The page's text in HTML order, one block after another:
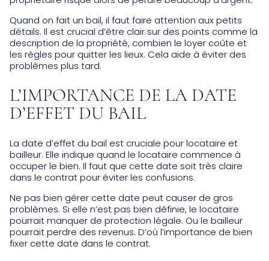
Quand on fait un bail, il faut faire attention aux petits
détails. Il est crucial d’être clair sur des points comme la
description de la propriété, combien le loyer coûte et
les règles pour quitter les lieux. Cela aide à éviter des
problèmes plus tard.
L’IMPORTANCE DE LA DATE
D’EFFET DU BAIL
La date d’effet du bail est cruciale pour locataire et
bailleur. Elle indique quand le locataire commence à
occuper le bien. Il faut que cette date soit très claire
dans le contrat pour éviter les confusions.
Ne pas bien gérer cette date peut causer de gros
problèmes. Si elle n’est pas bien définie, le locataire
pourrait manquer de protection légale. Ou le bailleur
pourrait perdre des revenus. D’où l’importance de bien
fixer cette date dans le contrat.